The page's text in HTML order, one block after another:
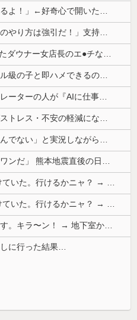
【悲報】「ブロック人数を調べるよ！」←好奇心で開いたら終わるサイトだった【HotTweets】
【悲報】石破茂さん「高市内閣のやり方は強引だ！」支持率下落の理由を指摘 → ﾈｯﾄ「お前が言うな」「鳥取県だけ減税無しで！」 ｗｗｗｗｗｗｗｗｗ...
【エ□漫画】 バ先で一目惚れしたダウナー女店長のエ●チなサービスで給料0円…！弱点チクビ責めでイカせまくってわからせる…！
海外「飛田新地でこんなアイドル級の子と即ハメできるのかよ」⇒ 晒された無修正動画がコチラ
野田クリスタルさん「イラストレーターの人が『AIに仕事を奪われる』って言ってるけど、あなた達は"仕事を奪う側"じゃない？」
【朗報】かわいい動物の動画がストレス・不安の軽減になる可能性。英大学の研究で実証
熊本地震、「九州自動車道は混んでない」と実況しながら被災地へ向かう有名アナなどに批判殺到 全国紙記者「最新の状況をいち早く伝えることは報道機関としての責務」「情報を取り上げることには大きな意義がある」
海外「日本よ、お前がナンバーワンだ」 熊本地震直後の日本の対応のスピードに世界が衝撃
【猫】 ドアノブにカバンをかけていた。行けるかニャ？ → 猫はこうなります…
【猫】 ドアノブにカバンをかけていた。行けるかニャ？ → 猫はこうなります…
ネコ飼いが階段の上で袋を揺らす。キラ〜ン！ → 地下室からヤツが現れる…
しに行った結果…